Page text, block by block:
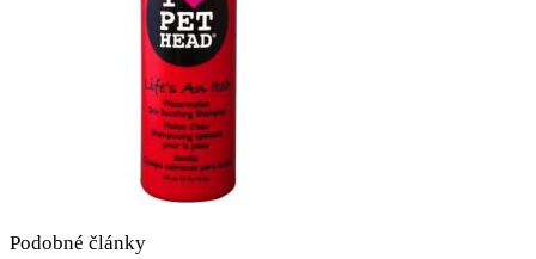
Podobné články